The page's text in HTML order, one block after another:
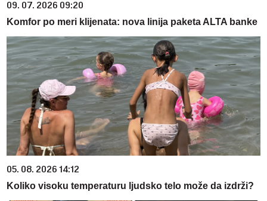
09. 07. 2026 09:20
Komfor po meri klijenata: nova linija paketa ALTA banke
05. 08. 2026 14:12
Koliko visoku temperaturu ljudsko telo može da izdrži?